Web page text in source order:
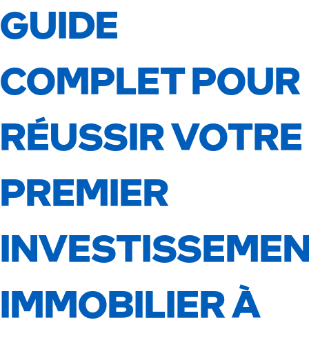
GUIDE
COMPLET POUR
RÉUSSIR VOTRE
PREMIER
IMMOBILIER À